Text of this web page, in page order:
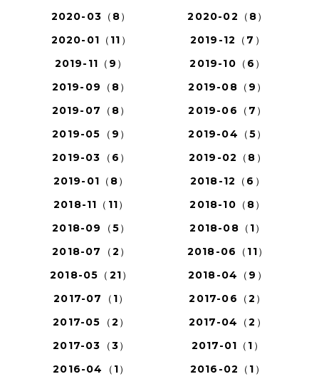
2020-03（8）
2020-02（8）
2020-01（11）
2019-12（7）
2019-11（9）
2019-10（6）
2019-09（8）
2019-08（9）
2019-07（8）
2019-06（7）
2019-05（9）
2019-04（5）
2019-03（6）
2019-02（8）
2019-01（8）
2018-12（6）
2018-11（11）
2018-10（8）
2018-09（5）
2018-08（1）
2018-07（2）
2018-06（11）
2018-05（21）
2018-04（9）
2017-07（1）
2017-06（2）
2017-05（2）
2017-04（2）
2017-03（3）
2017-01（1）
2016-04（1）
2016-02（1）